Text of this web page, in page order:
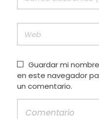
Guardar mi
en este navegador
un comentario.